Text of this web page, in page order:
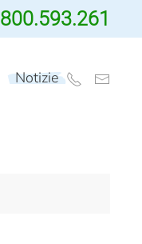
800.593.261
Notizie